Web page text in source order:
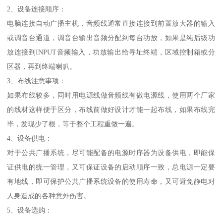
2、设备连接顺序：
电脑连接自动广播主机，音频线通常直接连接到前置放大器的输入
或调音台通道，调音台输出音频分配到每台功放，如果是纯后级功
放连接到INPUT音频输入，功放输出给寻址终端，区域控制箱或分
区器，再到终端喇叭。
3、布线注意事项：
如果布线较多，同时用电源线做音频线有做电源线，使用两个厂家
的线材这样便于区分，布线前做好设计才能一起布线，如果布线完
毕，发现少了根，等于整个工程重做一遍。
4、设备供电：
对于公共广播系统，尽可能配备的电源时序器为设备供电，即能保
证供电的统一管理，又可保证设备的启动顺序一致，总电源一定要
有地线，即可保护公共广播系统设备的使用寿命，又可避免静电对
人身造成的各种意外伤害。
5、设备选购：